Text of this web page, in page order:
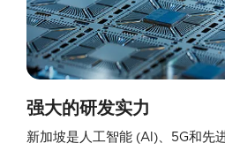
强大的研发实力
新加坡是人工智能 (AI)、5G和先